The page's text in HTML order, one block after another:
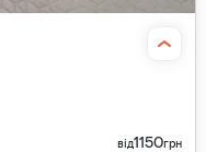
від1150грн